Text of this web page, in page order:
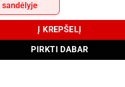
Į KREPŠELĮ
PIRKTI DABAR